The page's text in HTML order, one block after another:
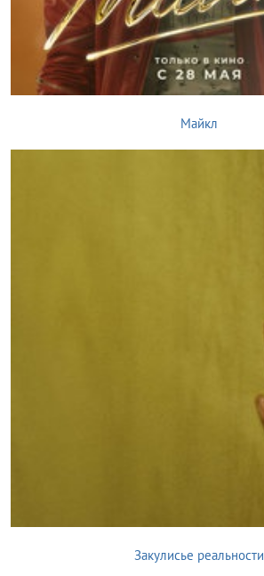
Майкл
Закулисье реальности